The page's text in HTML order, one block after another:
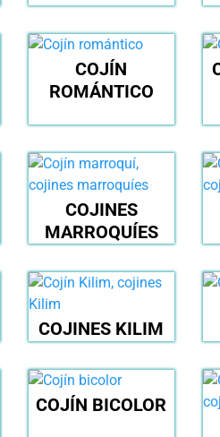
COJÍN
ROMÁNTICO
COJINES
MARROQUÍES
COJINES KILIM
COJÍN BICOLOR